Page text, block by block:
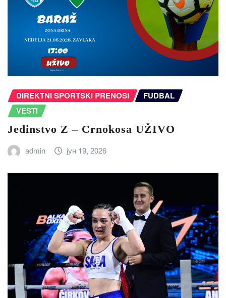
DIREKTNI SPORTSKI PRENOSI
FUDBAL
VESTI
Jedinstvo Z – Crnokosa UŽIVO
admin јун 19, 2026